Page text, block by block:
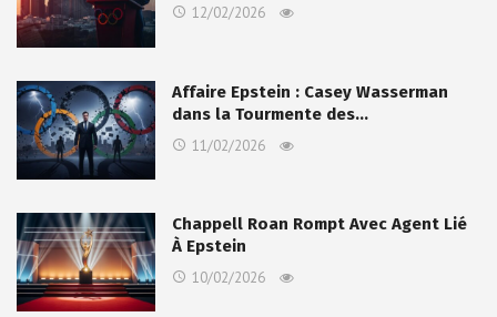
12/02/2026
Affaire Epstein : Casey Wasserman
dans la Tourmente des…
11/02/2026
Chappell Roan Rompt Avec Agent Lié
À Epstein
10/02/2026